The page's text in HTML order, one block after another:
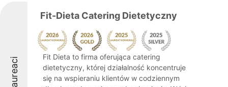
Laureaci
Fit-Dieta Catering Dietetyczny
Fit Dieta to firma oferująca catering
dietetyczny, której działalność koncentruje
się na wspieraniu klientów w codziennym